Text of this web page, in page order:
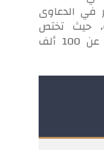
في الدعاوى
حيث تختص
بإيقاع الغرامة المالية بما لايزيد عن 100 ألف